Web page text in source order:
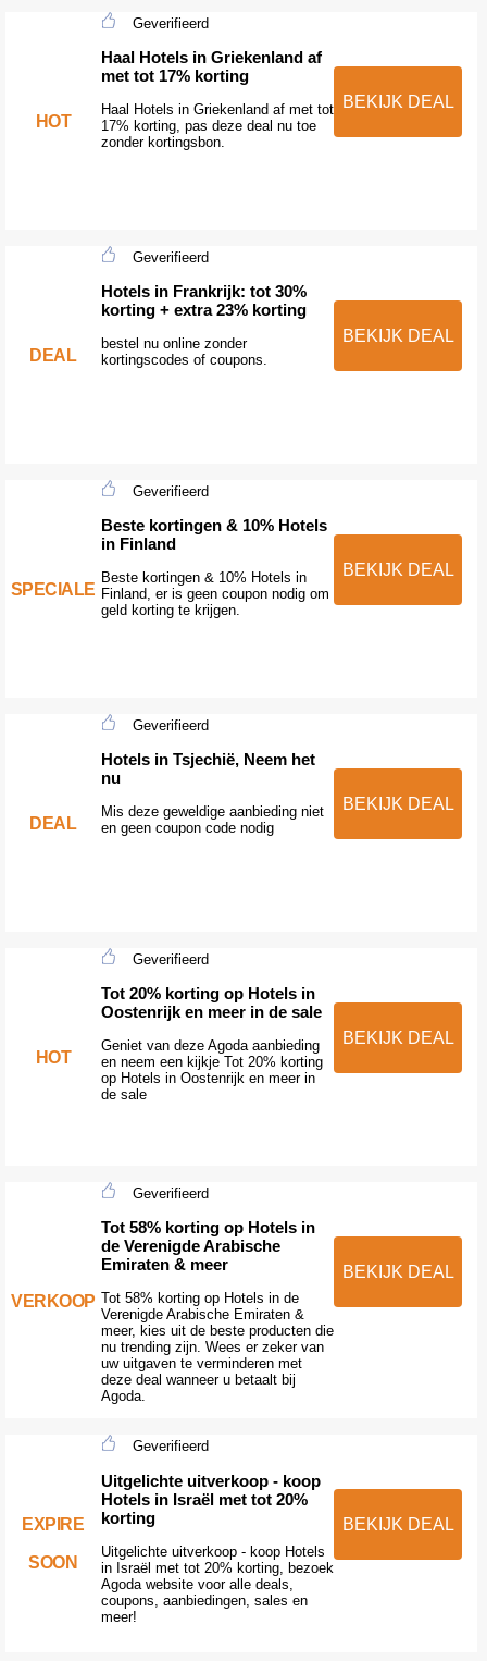
HOT
Geverifieerd
Haal Hotels in Griekenland af
met tot 17% korting
Haal Hotels in Griekenland af met tot
17% korting, pas deze deal nu toe
zonder kortingsbon.
BEKIJK DEAL
DEAL
Geverifieerd
Hotels in Frankrijk: tot 30%
korting + extra 23% korting
bestel nu online zonder
kortingscodes of coupons.
BEKIJK DEAL
SPECIALE
Geverifieerd
Beste kortingen & 10% Hotels
in Finland
Beste kortingen & 10% Hotels in
Finland, er is geen coupon nodig om
geld korting te krijgen.
BEKIJK DEAL
DEAL
Geverifieerd
Hotels in Tsjechië, Neem het
nu
Mis deze geweldige aanbieding niet
en geen coupon code nodig
BEKIJK DEAL
HOT
Geverifieerd
Tot 20% korting op Hotels in
Oostenrijk en meer in de sale
Geniet van deze Agoda aanbieding
en neem een kijkje Tot 20% korting
op Hotels in Oostenrijk en meer in
de sale
BEKIJK DEAL
VERKOOP
Geverifieerd
Tot 58% korting op Hotels in
de Verenigde Arabische
Emiraten & meer
Tot 58% korting op Hotels in de
Verenigde Arabische Emiraten &
meer, kies uit de beste producten die
nu trending zijn. Wees er zeker van
uw uitgaven te verminderen met
deze deal wanneer u betaalt bij
Agoda.
BEKIJK DEAL
EXPIRE
SOON
Geverifieerd
Uitgelichte uitverkoop - koop
Hotels in Israël met tot 20%
korting
Uitgelichte uitverkoop - koop Hotels
in Israël met tot 20% korting, bezoek
Agoda website voor alle deals,
coupons, aanbiedingen, sales en
meer!
BEKIJK DEAL